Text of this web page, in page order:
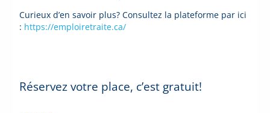
Curieux d’en savoir plus? Consultez la plateforme par ici
: https://emploiretraite.ca/
Réservez votre place, c’est gratuit!